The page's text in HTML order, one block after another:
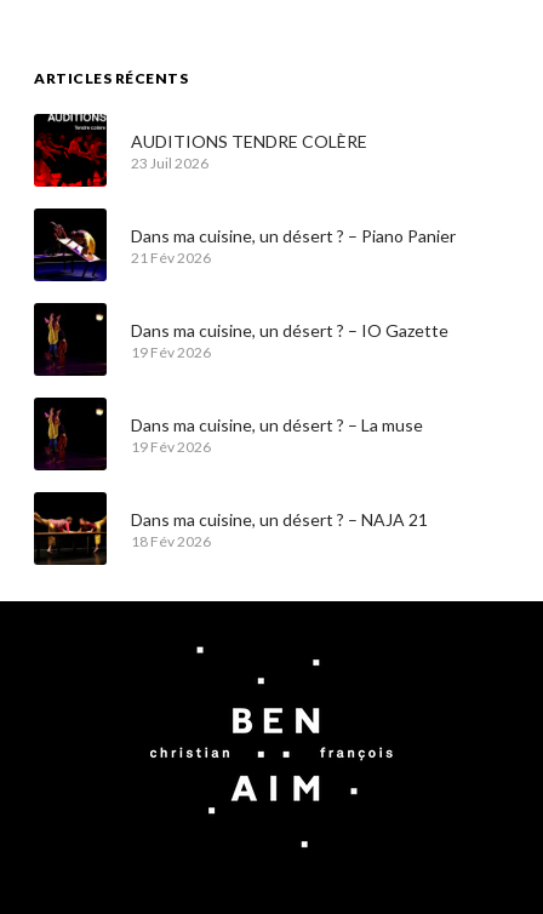
ARTICLES RÉCENTS
AUDITIONS TENDRE COLÈRE
23 Juil 2026
Dans ma cuisine, un désert ? – Piano Panier
21 Fév 2026
Dans ma cuisine, un désert ? – IO Gazette
19 Fév 2026
Dans ma cuisine, un désert ? – La muse
19 Fév 2026
Dans ma cuisine, un désert ? – NAJA 21
18 Fév 2026